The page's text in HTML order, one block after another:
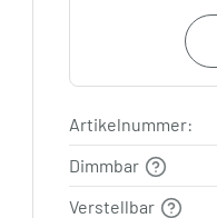
Artikelnummer:
Dimmbar
Verstellbar